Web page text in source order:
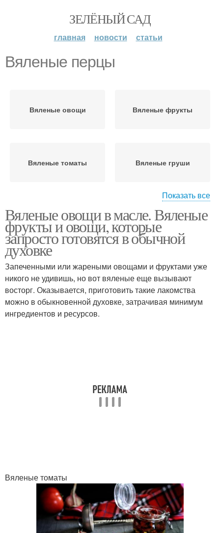
ЗЕЛЁНЫЙ САД
главная новости статьи
Вяленые перцы
Вяленые овощи Вяленые фрукты
Вяленые томаты Вяленые груши
Вяленые сливы Вяленая ягода
Вяленые ягоды Болгарский перец
Перец в домашних
Сушёный перец
Порошок из
Показать все
Вяленые овощи в масле. Вяленые
фрукты и овощи, которые
запросто готовятся в обычной
духовке
Запеченными или жареными овощами и фруктами уже
никого не удивишь, но вот вяленые еще вызывают
восторг. Оказывается, приготовить такие лакомства
можно в обыкновенной духовке, затрачивая минимум
ингредиентов и ресурсов.
Вяленые томаты